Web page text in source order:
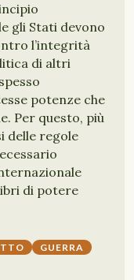
gli Stati devono
l’integrità
di altri
potenze che
Per questo, più
delle regole
di potere
GUERRA